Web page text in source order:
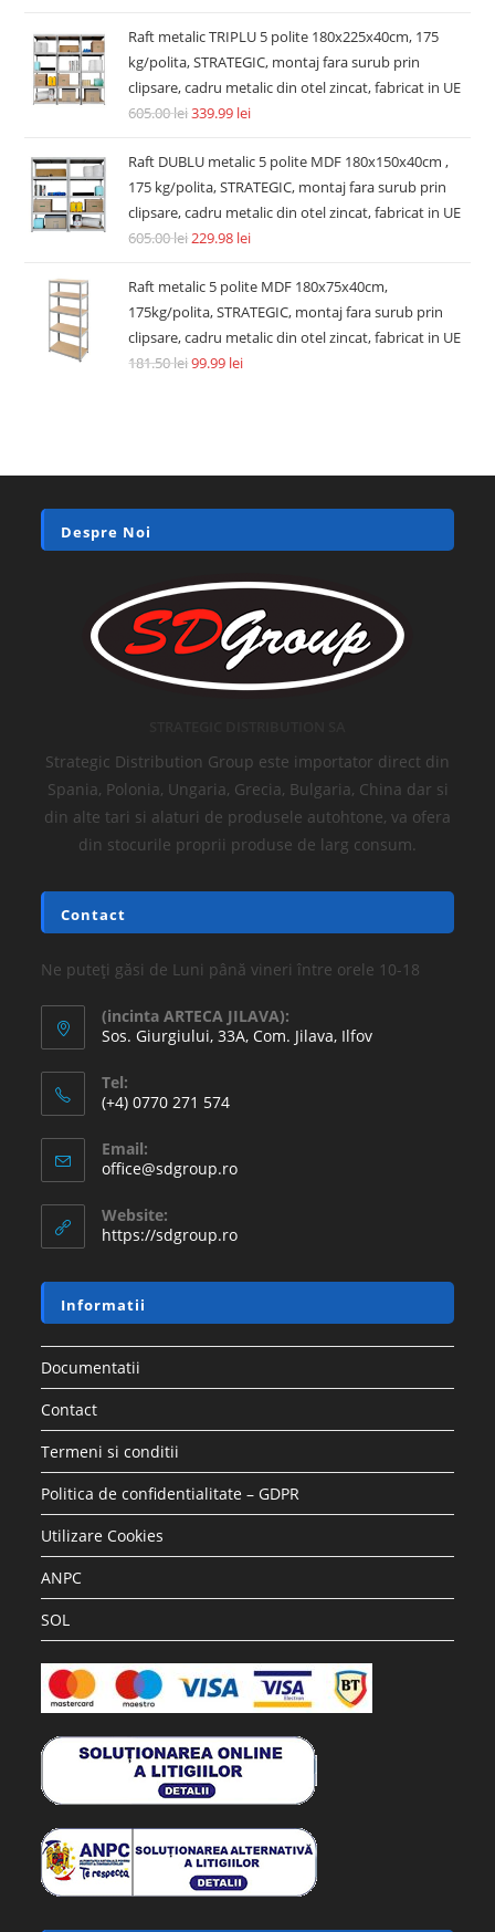
Raft metalic TRIPLU 5 polite 180x225x40cm, 175
kg/polita, STRATEGIC, montaj fara surub prin
clipsare, cadru metalic din otel zincat, fabricat in UE
605.00lei339.99 lei
Raft DUBLU metalic 5 polite MDF 180x150x40cm ,
175 kg/polita, STRATEGIC, montaj fara surub prin
clipsare, cadru metalic din otel zincat, fabricat in UE
605.00lei229.98 lei
Raft metalic 5 polite MDF 180x75x40cm,
175kg/polita, STRATEGIC, montaj fara surub prin
clipsare, cadru metalic din otel zincat, fabricat in UE
181.50lei99.99 lei
Despre Noi
Strategic Distribution Group este importator direct din
Spania, Polonia, Ungaria, Grecia, Bulgaria, China dar si
din alte tari si alaturi de produsele autohtone, va ofera
din stocurile proprii produse de larg consum.
Contact
Ne puteți găsi de Luni până vineri între orele 10-18
(incinta ARTECA JILAVA):
Sos. Giurgiului, 33A, Com. Jilava, Ilfov
Tel:
(+4) 0770 271 574
Email:
office@sdgroup.ro
Website:
https://sdgroup.ro
Informatii
Documentatii
Contact
Termeni si conditii
Politica de confidentialitate – GDPR
Utilizare Cookies
ANPC
SOL